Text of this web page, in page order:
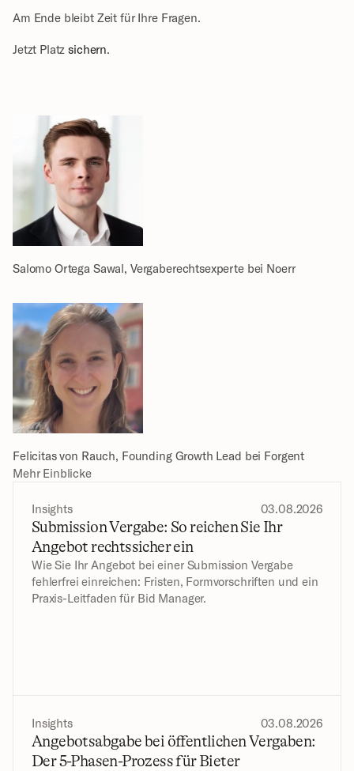
Am Ende bleibt Zeit für Ihre Fragen.
Jetzt Platz sichern.
Salomo Ortega Sawal, Vergaberechtsexperte bei Noerr
Felicitas von Rauch, Founding Growth Lead bei Forgent
Mehr Einblicke
Insights 03.08.2026
Submission Vergabe: So reichen Sie Ihr
Angebot rechtssicher ein
Wie Sie Ihr Angebot bei einer Submission Vergabe
fehlerfrei einreichen: Fristen, Formvorschriften und ein
Praxis-Leitfaden für Bid Manager.
Insights 03.08.2026
Angebotsabgabe bei öffentlichen Vergaben:
Der 5-Phasen-Prozess für Bieter